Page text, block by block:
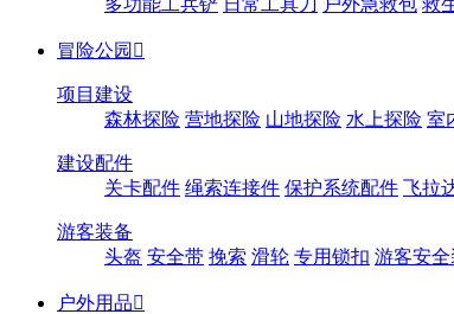
冒险公园 
项目建设
森林探险 营地探险 山地探险 水上探险 室
建设配件
关卡配件 绳索连接件 保护系统配件 飞拉
游客装备
头盔 安全带 挽索 滑轮 专用锁扣 游客安
户外用品